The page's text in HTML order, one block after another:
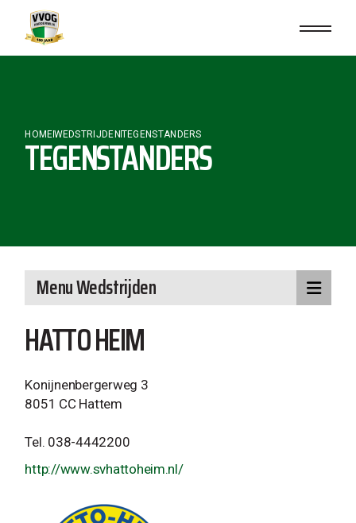
content
HOMEWEDSTRIJDEN TEGENSTANDERS
TEGENSTANDERS
HATTO HEIM
Konijnenbergerweg 3
8051 CC Hattem
Tel. 038-4442200
http://www.svhattoheim.nl/
Menu Wedstrijden